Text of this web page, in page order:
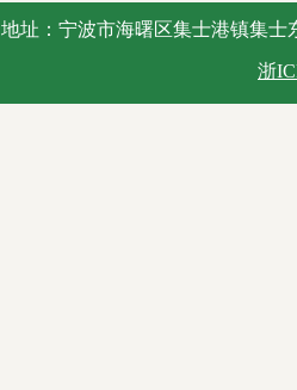
地址：宁波市海曙区集士港镇集士
浙